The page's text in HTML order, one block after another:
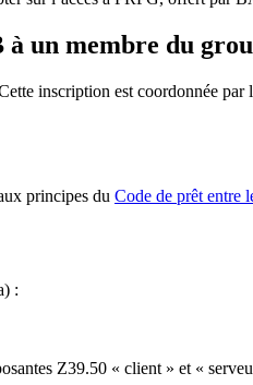
à un membre du
inscription est coordonnée
principes du Code de prêt entre
:
Z39.50 « client » et «